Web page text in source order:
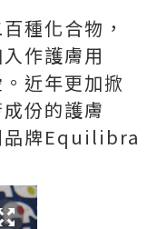
種化合物，
作護膚用
近年更加掀
份的護膚
品牌Equilibra